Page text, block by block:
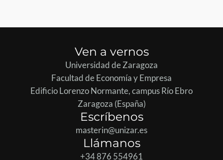
Ven a vernos
Universidad de Zaragoza
Facultad de Economía y Empresa
Edificio Lorenzo Normante, campus Río Ebro
Zaragoza (España)
Escríbenos
masterin@unizar.es
Llámanos
+34 876 554961